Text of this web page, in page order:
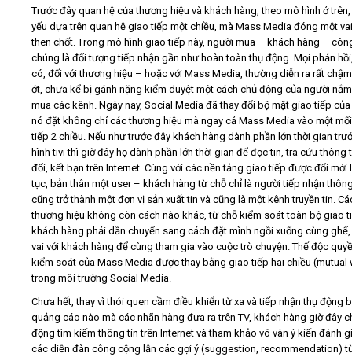
Trước đây quan hệ của thương hiệu và khách hàng, theo mô hình ở
yếu dựa trên quan hệ giao tiếp một chiều, mà Mass Media đóng một
then chốt. Trong mô hình giao tiếp này, người mua – khách hàng –
chúng là đối tượng tiếp nhận gần như hoàn toàn thụ động. Mọi phản
có, đối với thương hiệu – hoặc với Mass Media, thường diễn ra rất
ớt, chưa kể bị gánh nặng kiểm duyệt một cách chủ động của người
mua các kênh. Ngày nay, Social Media đã thay đổi bộ mặt giao tiếp của
nó đặt không chỉ các thương hiệu mà ngay cả Mass Media vào một
tiếp 2 chiều. Nếu như trước đây khách hàng dành phần lớn thời gian
hình tivi thì giờ đây họ dành phần lớn thời gian để đọc tin, tra cứu thông
đổi, kết bạn trên Internet. Cùng với các nền tảng giao tiếp được đổi mới
tục, bản thân một user – khách hàng từ chỗ chỉ là người tiếp nhận
cũng trở thành một đơn vị sản xuất tin và cũng là một kênh truyền tin.
thương hiệu không còn cách nào khác, từ chỗ kiểm soát toàn bộ giao
khách hàng phải dần chuyển sang cách đặt mình ngồi xuống cùng
vai với khách hàng để cùng tham gia vào cuộc trò chuyện. Thế độc
kiểm soát của Mass Media được thay bằng giao tiếp hai chiều (mutual
trong môi trường Social Media.
Chưa hết, thay vì thói quen cầm điều khiển từ xa và tiếp nhận thụ động
quảng cáo nào mà các nhãn hàng đưa ra trên TV, khách hàng giờ đây
động tìm kiếm thông tin trên Internet và tham khảo vô vàn ý kiến đánh
các diễn đàn công cộng lẫn các gợi ý (suggestion, recommendation)